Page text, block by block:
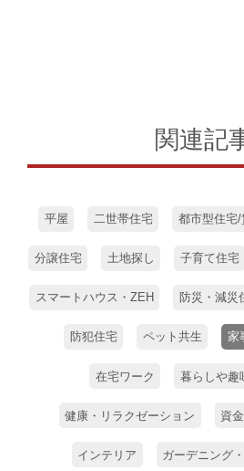
関連記
平屋 二世帯住宅 都市型住宅/
分譲住宅 土地探し 子育て住宅
スマートハウス・ZEH 防災・減災
防犯住宅 ペット共生 家
在宅ワーク 暮らしや趣
健康・リラクゼーション 資
インテリア ガーデニング